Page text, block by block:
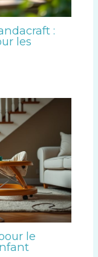
:
les
le